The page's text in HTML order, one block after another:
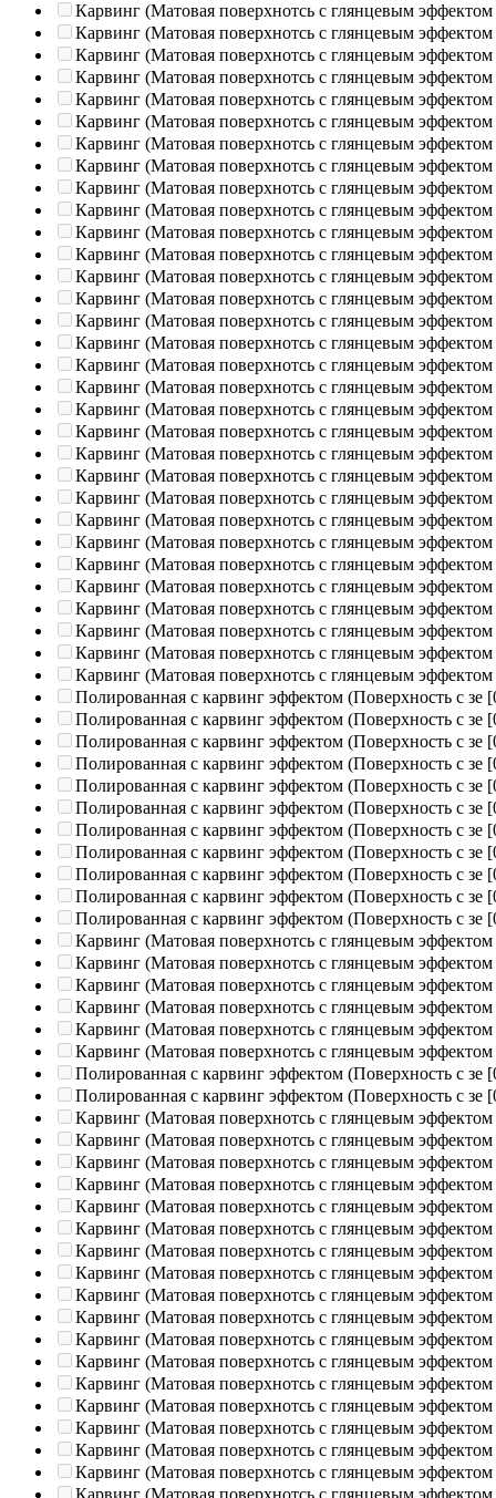
Карвинг (Матовая поверхнотсь с глянцевым эффектом
Карвинг (Матовая поверхнотсь с глянцевым эффектом
Карвинг (Матовая поверхнотсь с глянцевым эффектом
Карвинг (Матовая поверхнотсь с глянцевым эффектом
Карвинг (Матовая поверхнотсь с глянцевым эффектом
Карвинг (Матовая поверхнотсь с глянцевым эффектом
Карвинг (Матовая поверхнотсь с глянцевым эффектом
Карвинг (Матовая поверхнотсь с глянцевым эффектом
Карвинг (Матовая поверхнотсь с глянцевым эффектом
Карвинг (Матовая поверхнотсь с глянцевым эффектом
Карвинг (Матовая поверхнотсь с глянцевым эффектом
Карвинг (Матовая поверхнотсь с глянцевым эффектом
Карвинг (Матовая поверхнотсь с глянцевым эффектом
Карвинг (Матовая поверхнотсь с глянцевым эффектом
Карвинг (Матовая поверхнотсь с глянцевым эффектом
Карвинг (Матовая поверхнотсь с глянцевым эффектом
Карвинг (Матовая поверхнотсь с глянцевым эффектом
Карвинг (Матовая поверхнотсь с глянцевым эффектом
Карвинг (Матовая поверхнотсь с глянцевым эффектом
Карвинг (Матовая поверхнотсь с глянцевым эффектом
Карвинг (Матовая поверхнотсь с глянцевым эффектом
Карвинг (Матовая поверхнотсь с глянцевым эффектом
Карвинг (Матовая поверхнотсь с глянцевым эффектом
Карвинг (Матовая поверхнотсь с глянцевым эффектом
Карвинг (Матовая поверхнотсь с глянцевым эффектом
Карвинг (Матовая поверхнотсь с глянцевым эффектом
Карвинг (Матовая поверхнотсь с глянцевым эффектом
Карвинг (Матовая поверхнотсь с глянцевым эффектом
Карвинг (Матовая поверхнотсь с глянцевым эффектом
Карвинг (Матовая поверхнотсь с глянцевым эффектом
Карвинг (Матовая поверхнотсь с глянцевым эффектом
Полированная c карвинг эффектом (Поверхность с зе
Полированная c карвинг эффектом (Поверхность с зе
Полированная c карвинг эффектом (Поверхность с зе
Полированная c карвинг эффектом (Поверхность с зе
Полированная c карвинг эффектом (Поверхность с зе
Полированная c карвинг эффектом (Поверхность с зе
Полированная c карвинг эффектом (Поверхность с зе
Полированная c карвинг эффектом (Поверхность с зе
Полированная c карвинг эффектом (Поверхность с зе
Полированная c карвинг эффектом (Поверхность с зе
Полированная c карвинг эффектом (Поверхность с зе
Карвинг (Матовая поверхнотсь с глянцевым эффектом
Карвинг (Матовая поверхнотсь с глянцевым эффектом
Карвинг (Матовая поверхнотсь с глянцевым эффектом
Карвинг (Матовая поверхнотсь с глянцевым эффектом
Карвинг (Матовая поверхнотсь с глянцевым эффектом
Карвинг (Матовая поверхнотсь с глянцевым эффектом
Полированная c карвинг эффектом (Поверхность с зе
Полированная c карвинг эффектом (Поверхность с зе
Карвинг (Матовая поверхнотсь с глянцевым эффектом
Карвинг (Матовая поверхнотсь с глянцевым эффектом
Карвинг (Матовая поверхнотсь с глянцевым эффектом
Карвинг (Матовая поверхнотсь с глянцевым эффектом
Карвинг (Матовая поверхнотсь с глянцевым эффектом
Карвинг (Матовая поверхнотсь с глянцевым эффектом
Карвинг (Матовая поверхнотсь с глянцевым эффектом
Карвинг (Матовая поверхнотсь с глянцевым эффектом
Карвинг (Матовая поверхнотсь с глянцевым эффектом
Карвинг (Матовая поверхнотсь с глянцевым эффектом
Карвинг (Матовая поверхнотсь с глянцевым эффектом
Карвинг (Матовая поверхнотсь с глянцевым эффектом
Карвинг (Матовая поверхнотсь с глянцевым эффектом
Карвинг (Матовая поверхнотсь с глянцевым эффектом
Карвинг (Матовая поверхнотсь с глянцевым эффектом
Карвинг (Матовая поверхнотсь с глянцевым эффектом
Карвинг (Матовая поверхнотсь с глянцевым эффектом